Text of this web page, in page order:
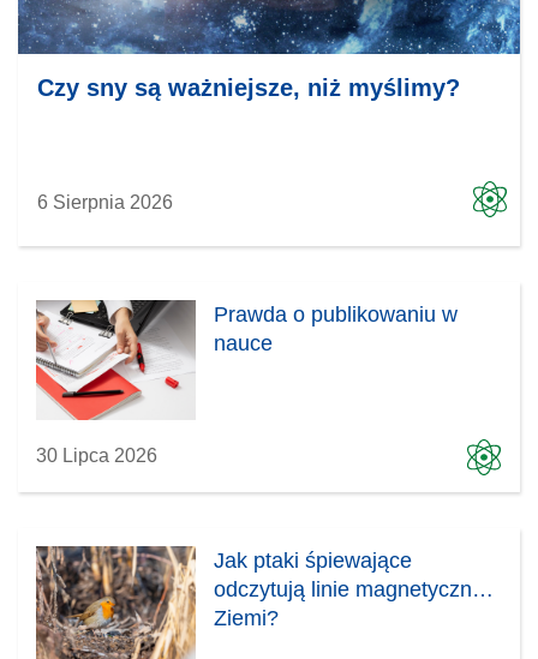
Czy sny są ważniejsze, niż myślimy?
6 Sierpnia 2026
Prawda o publikowaniu w
nauce
30 Lipca 2026
Jak ptaki śpiewające
odczytują linie magnetyczne
Ziemi?